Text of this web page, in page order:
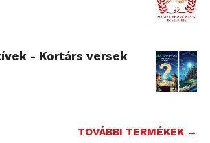
- Kortárs versek
TOVÁBBI TERMÉKEK →